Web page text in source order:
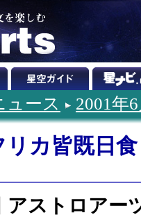
ュース 2001年
カ皆既日
アストロアー